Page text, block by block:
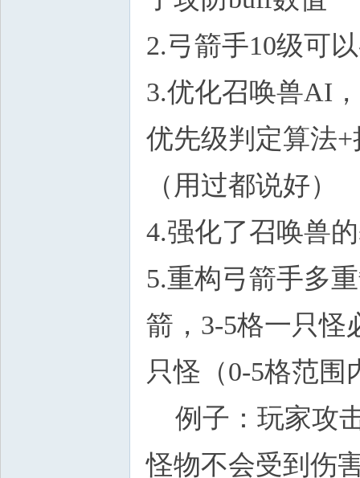
2.弓箭手10级可
3.优化召唤兽AI
优先级判定算法
（用过都说好）
4.强化了召唤兽
5.重构弓箭手多
箭，3-5格一只怪
只怪（0-5格范
例子：玩家攻
怪物不会受到伤